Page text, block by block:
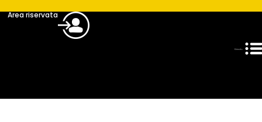
Area riservata